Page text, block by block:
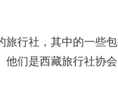
行社，其中的一些
们是西藏旅行社协